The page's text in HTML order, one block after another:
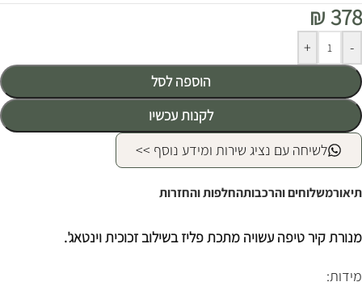
₪378
-
+
הוספה לסל
לקנות עכשיו
Alternative:
לשיחה עם נציג שירות ומידע נוסף >>
תיאורמשלוחים והרכבותהחלפות והחזרות
מנורת קיר טיפה עשויה מתכת פליז בשילוב זכוכית וינטאג'.
מידות: